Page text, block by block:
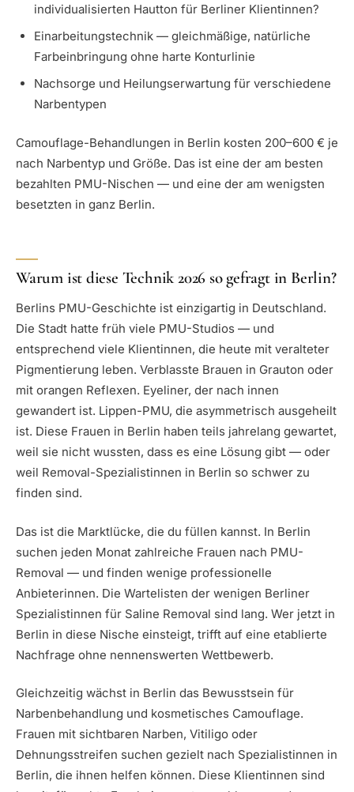
individualisierten Hautton für Berliner Klientinnen?
Einarbeitungstechnik — gleichmäßige, natürliche
Farbeinbringung ohne harte Konturlinie
Nachsorge und Heilungserwartung für verschiedene
Narbentypen
Camouflage-Behandlungen in Berlin kosten 200–600 € je
nach Narbentyp und Größe. Das ist eine der am besten
bezahlten PMU-Nischen — und eine der am wenigsten
besetzten in ganz Berlin.
Warum ist diese Technik 2026 so gefragt in Berlin?
Berlins PMU-Geschichte ist einzigartig in Deutschland.
Die Stadt hatte früh viele PMU-Studios — und
entsprechend viele Klientinnen, die heute mit veralteter
Pigmentierung leben. Verblasste Brauen in Grauton oder
mit orangen Reflexen. Eyeliner, der nach innen
gewandert ist. Lippen-PMU, die asymmetrisch ausgeheilt
ist. Diese Frauen in Berlin haben teils jahrelang gewartet,
weil sie nicht wussten, dass es eine Lösung gibt — oder
weil Removal-Spezialistinnen in Berlin so schwer zu
finden sind.
Das ist die Marktlücke, die du füllen kannst. In Berlin
suchen jeden Monat zahlreiche Frauen nach PMU-
Removal — und finden wenige professionelle
Anbieterinnen. Die Wartelisten der wenigen Berliner
Spezialistinnen für Saline Removal sind lang. Wer jetzt in
Berlin in diese Nische einsteigt, trifft auf eine etablierte
Nachfrage ohne nennenswerten Wettbewerb.
Gleichzeitig wächst in Berlin das Bewusstsein für
Narbenbehandlung und kosmetisches Camouflage.
Frauen mit sichtbaren Narben, Vitiligo oder
Dehnungsstreifen suchen gezielt nach Spezialistinnen in
Berlin, die ihnen helfen können. Diese Klientinnen sind